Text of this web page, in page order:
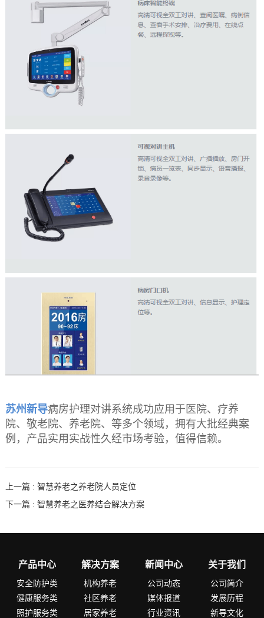
苏州新导病房护理对讲系统成功应用于医院、疗养
院、敬老院、养老院、等多个领域，拥有大批经典案
例，产品实用实战性久经市场考验，值得信赖。
上一篇 : 智慧养老之养老院人员定位
下一篇 : 智慧养老之医养结合解决方案
产品中心
安全防护类
健康服务类
照护服务类
解决方案
机构养老
社区养老
居家养老
新闻中心
公司动态
媒体报道
行业资讯
关于我们
公司简介
发展历程
新导文化